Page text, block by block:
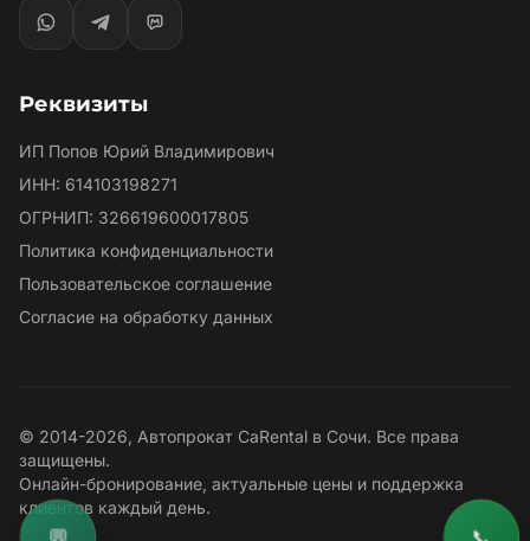
Реквизиты
ИП Попов Юрий Владимирович
ИНН: 614103198271
ОГРНИП: 326619600017805
Политика конфиденциальности
Пользовательское соглашение
Согласие на обработку данных
© 2014-2026, Автопрокат CaRental в Сочи. Все права
защищены.
Онлайн-бронирование, актуальные цены и поддержка
клиентов каждый день.